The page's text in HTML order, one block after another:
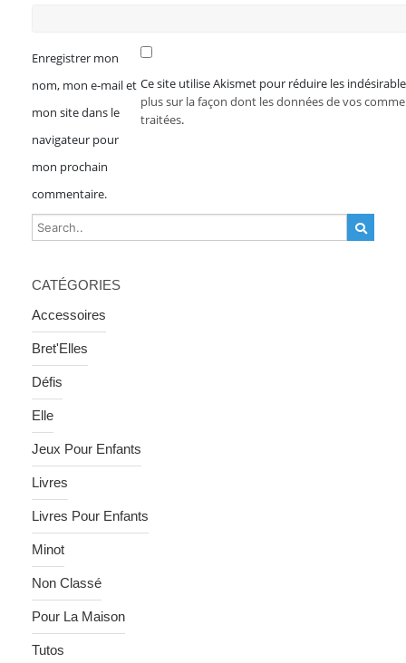
Enregistrer mon
nom, mon e-mail et
mon site dans le
navigateur pour
mon prochain
commentaire.
Ce site utilise Akismet pour réduire les
plus sur la façon dont les données de vos
traitées.
CATÉGORIES
Accessoires
Bret'Elles
Défis
Elle
Jeux Pour Enfants
Livres
Livres Pour Enfants
Minot
Non Classé
Pour La Maison
Tutos